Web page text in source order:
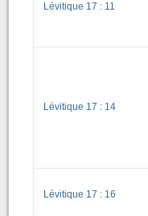
Lévitique 17 : 11
Lévitique 17 : 14
Lévitique 17 : 16